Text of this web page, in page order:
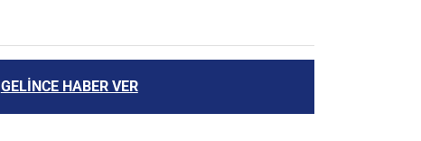
GELİNCE HABER VER